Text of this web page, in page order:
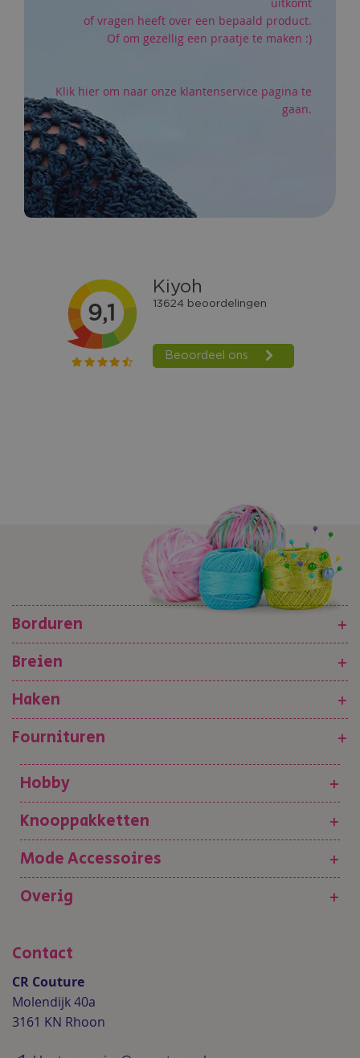
of vragen heeft over een bepaald product.
Of om gezellig een praatje te maken :)
Klik hier om naar onze klantenservice pagina te
gaan.
Borduren
+
Breien
+
Haken
+
Fournituren
+
Hobby
+
Knooppakketten
+
Mode Accessoires
+
Overig
+
Contact
CR Couture
Molendijk 40a
3161 KN Rhoon